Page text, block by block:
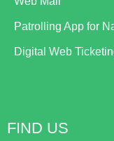
Patrolling App for
Digital Web
FIND US